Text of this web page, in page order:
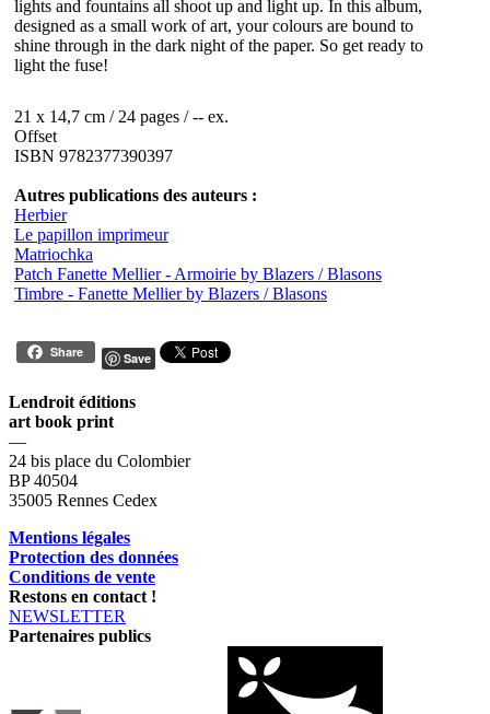
lights and fountains all shoot up and light up. In this album,
designed as a small work of art, your colours are bound to
shine through in the dark night of the paper. So get ready to
light the fuse!
21 x 14,7 cm / 24 pages / -- ex.
Offset
ISBN 9782377390397
Autres publications des auteurs :
Herbier
Le papillon imprimeur
Matriochka
Patch Fanette Mellier - Armoirie by Blazers / Blasons
Timbre - Fanette Mellier by Blazers / Blasons
Share Save
Lendroit éditions
art book print
—
24 bis place du Colombier
BP 40504
35005 Rennes Cedex
Mentions légales
Protection des données
Conditions de vente
Restons en contact !
NEWSLETTER
Partenaires publics